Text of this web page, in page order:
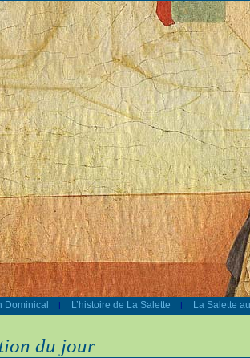
Dominical | L’histoire de La Salette | La Salette
du jour